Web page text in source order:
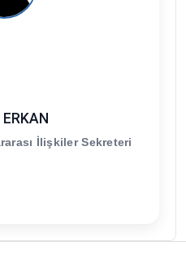
İlişkiler Sekreteri